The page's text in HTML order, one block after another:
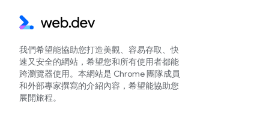
我們希望能協助您打造美觀、容易存取、快
速又安全的網站，希望您和所有使用者都能
跨瀏覽器使用。本網站是 Chrome 團隊成員
和外部專家撰寫的介紹內容，希望能協助您
展開旅程。